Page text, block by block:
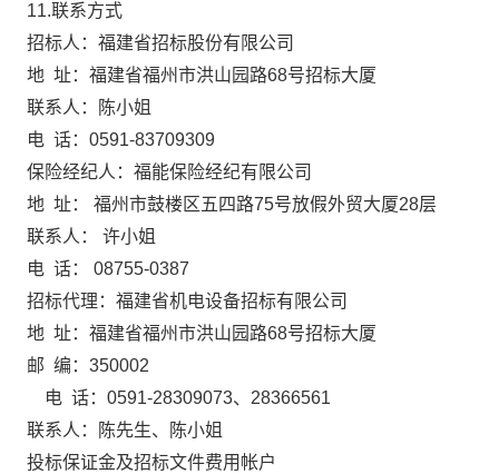
11.联系方式
招标人：福建省招标股份有限公司
地 址：福建省福州市洪山园路68号招标大厦
联系人：
陈小姐
电 话： 0591-83709309
保险经纪人：福能保险经纪有限公司
地 址： 福州市鼓楼区五四路75号放假外贸大厦28层
联系人：
许小姐
电 话：
08755-0387
招标代理：福建省机电设备招标有限公司
地 址：福建省福州市洪山园路68号招标大厦
邮 编： 350002
电 话： 0591-28309073、28366561
联系人：陈先生、陈小姐
投标保证金及招标文件费用帐户